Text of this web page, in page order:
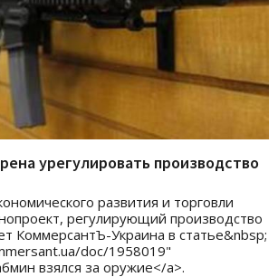
урегулировать производство
развития и торговли
регулирующий производство
КоммерсантЪ-Украина в статье&nbsp;
doc/1958019"
взялся за оружие</a>.